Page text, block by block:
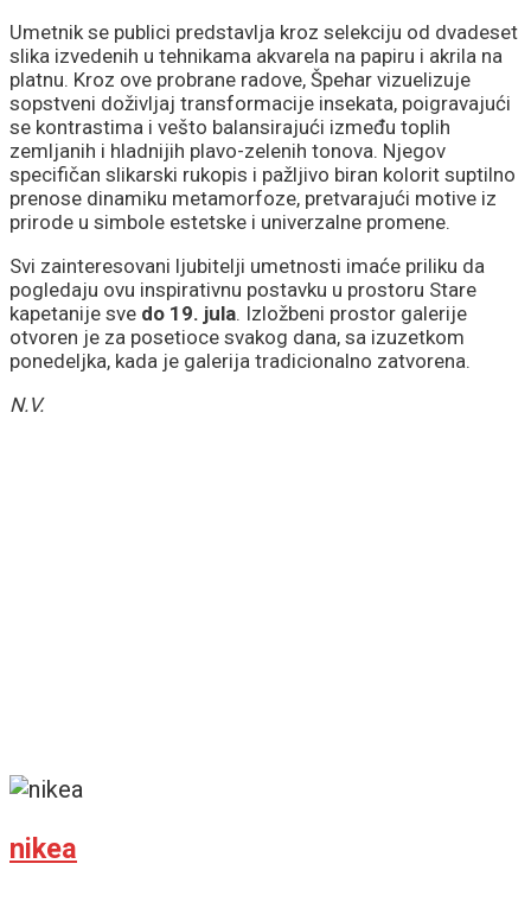
porti Hrama Svete
Trojice
Umetnik se publici predstavlja kroz selekciju od dvadeset
slika izvedenih u tehnikama akvarela na papiru i akrila na
platnu. Kroz ove probrane radove, Špehar vizuelizuje
sopstveni doživljaj transformacije insekata, poigravajući
se kontrastima i vešto balansirajući između toplih
zemljanih i hladnijih plavo-zelenih tonova. Njegov
specifičan slikarski rukopis i pažljivo biran kolorit suptilno
prenose dinamiku metamorfoze, pretvarajući motive iz
prirode u simbole estetske i univerzalne promene.
Svi zainteresovani ljubitelji umetnosti imaće priliku da
pogledaju ovu inspirativnu postavku u prostoru Stare
kapetanije sve do 19. jula. Izložbeni prostor galerije
otvoren je za posetioce svakog dana, sa izuzetkom
ponedeljka, kada je galerija tradicionalno zatvorena.
N.V.
nikea